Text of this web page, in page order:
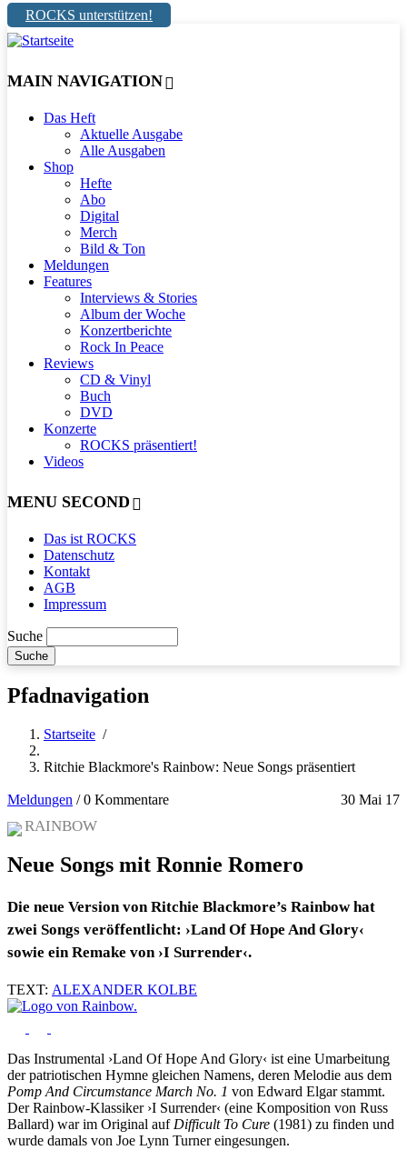
ROCKS unterstützen!
MAIN NAVIGATION
Das Heft
Aktuelle Ausgabe
Alle Ausgaben
Shop
Hefte
Abo
Digital
Merch
Bild & Ton
Meldungen
Features
Interviews & Stories
Album der Woche
Konzertberichte
Rock In Peace
Reviews
CD & Vinyl
Buch
DVD
Konzerte
ROCKS präsentiert!
Videos
MENU SECOND
Das ist ROCKS
Datenschutz
Kontakt
AGB
Impressum
Suche
Pfadnavigation
Startseite /
Ritchie Blackmore's Rainbow: Neue Songs präsentiert
Meldungen 30 Mai 17
/0 Kommentare
RAINBOW
Neue Songs mit Ronnie Romero
Die neue Version von Ritchie Blackmore’s Rainbow hat
zwei Songs veröffentlicht: ›Land Of Hope And Glory‹
sowie ein Remake von ›I Surrender‹.
TEXT: ALEXANDER KOLBE
Das Instrumental ›Land Of Hope And Glory‹ ist eine Umarbeitung
der patriotischen Hymne gleichen Namens, deren Melodie aus dem
Pomp And Circumstance March No. 1 von Edward Elgar stammt.
Der Rainbow-Klassiker ›I Surrender‹ (eine Komposition von Russ
Ballard) war im Original auf Difficult To Cure (1981) zu finden und
wurde damals von Joe Lynn Turner eingesungen.